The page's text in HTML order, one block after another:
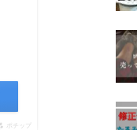
ポチップ